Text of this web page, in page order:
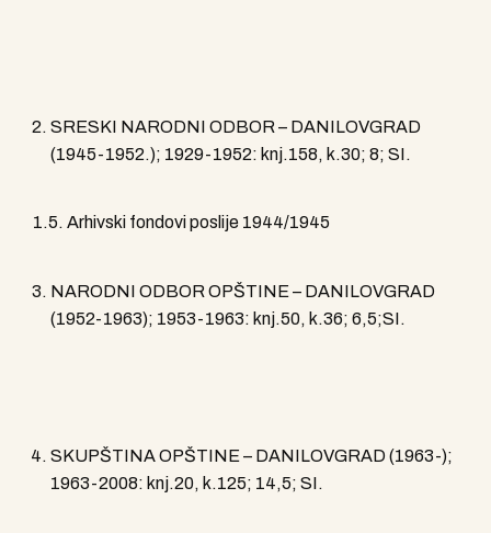
SRESKI NARODNI ODBOR – DANILOVGRAD
(1945-1952.); 1929-1952: knj.158, k.30; 8; SI.
1.5. Arhivski fondovi poslije 1944/1945
NARODNI ODBOR OPŠTINE – DANILOVGRAD
(1952-1963); 1953-1963: knj.50, k.36; 6,5;SI.
SKUPŠTINA OPŠTINE – DANILOVGRAD (1963-);
1963-2008: knj.20, k.125; 14,5; SI.